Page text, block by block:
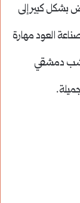
بشكل كبير إلى
العود مهارة
خشب دمشقي